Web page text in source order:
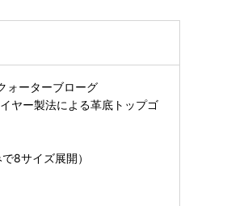
ォーターブローグ
ヤー製法による革底トップゴ
8サイズ展開）